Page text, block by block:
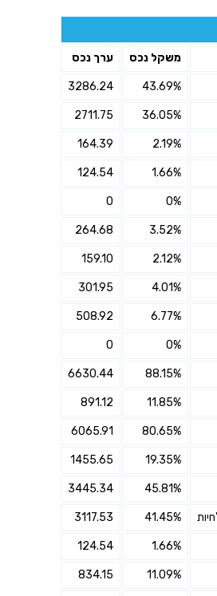
משקל נכס ערך נכס
43.69%
3286.24
36.05%
2711.75
2.19%
164.39
1.66%
124.54
0%
0
3.52%
264.68
2.12%
159.10
4.01%
301.95
6.77%
508.92
0%
0
88.15%
6630.44
11.85%
891.12
80.65%
6065.91
19.35%
1455.65
45.81%
3445.34
41.45%
3117.53
1.66%
124.54
11.09%
834.15
הצטרפו למיטב פנסיה כללית
התשואה והוזלת דמי
עם מתכנן פיננסי, השאירו
שם מלא
פעולה נדרשת
היכן מנוהל החיסכון?
סכום חיסכון בקרן
אני מאשר את תנאיי השימוש והפרטיות של
שליחה
חיפוש